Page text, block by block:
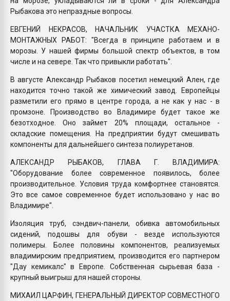
Рыбакова это непраздные вопросы.
ЕВГЕНИЙ НЕКРАСОВ, НАЧАЛЬНИК УЧАСТКА МЕХАНО-
МОНТАЖНЫХ РАБОТ: "Всегда в принципе работаем и в
морозы. У нашей фирмы большой спектр объектов, в том
числе и на севере. Так что привыкли работать".
В августе Александр Рыбаков посетил немецкий Ален, где
находится точно такой же химический завод. Европейцы
разметили его прямо в центре города, а не как у нас - в
промзоне. Производство во Владимире будет такое же
безотходное. Оно займет 20% площади, остальное -
складские помещения. На предприятии будут смешивать
компоненты для дальнейшего синтеза полиуретанов.
АЛЕКСАНДР РЫБАКОВ, ГЛАВА Г. ВЛАДИМИРА:
"Оборудование более современное появилось, более
производительное. Условия труда комфортнее становятся.
Это все самое современное будет использовано у нас во
Владимире".
Изоляция труб, сэндвич-панели, обивка автомобильных
сидений, подошвы для обуви - везде используются
полимеры. Более половины компонентов, реализуемых
владимирским предприятием, производится его партнером
"Дау кемикалс" в Европе. Собственная сырьевая база -
крупный выигрыш для нашей стороны.
МИХАИЛ ЦАРФИН, ГЕНЕРАЛЬНЫЙ ДИРЕКТОР СОВМЕСТНОГО